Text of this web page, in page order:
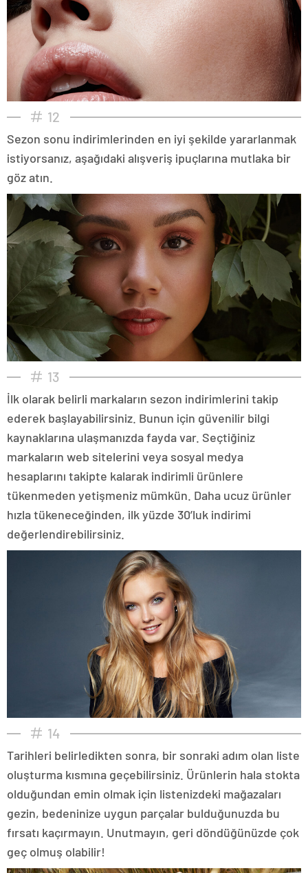
12
Sezon sonu indirimlerinden en iyi şekilde yararlanmak
istiyorsanız, aşağıdaki alışveriş ipuçlarına mutlaka bir
göz atın.
13
İlk olarak belirli markaların sezon indirimlerini takip
ederek başlayabilirsiniz. Bunun için güvenilir bilgi
kaynaklarına ulaşmanızda fayda var. Seçtiğiniz
markaların web sitelerini veya sosyal medya
hesaplarını takipte kalarak indirimli ürünlere
tükenmeden yetişmeniz mümkün. Daha ucuz ürünler
hızla tükeneceğinden, ilk yüzde 30’luk indirimi
değerlendirebilirsiniz.
14
Tarihleri belirledikten sonra, bir sonraki adım olan liste
oluşturma kısmına geçebilirsiniz. Ürünlerin hala stokta
olduğundan emin olmak için listenizdeki mağazaları
gezin, bedeninize uygun parçalar bulduğunuzda bu
fırsatı kaçırmayın. Unutmayın, geri döndüğünüzde çok
geç olmuş olabilir!